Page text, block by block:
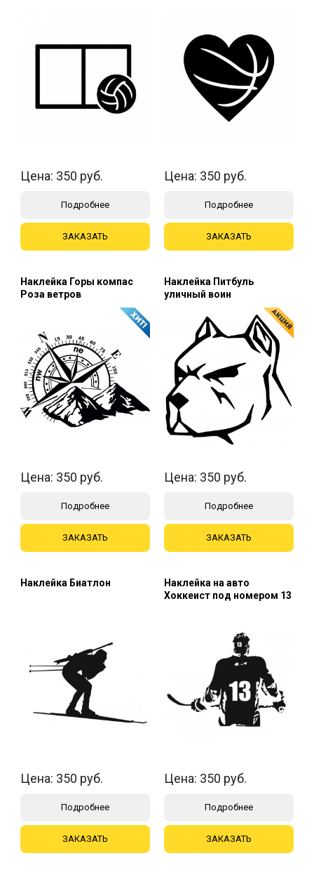
Цена: 350 руб.
Подробнее
ЗАКАЗАТЬ
Цена: 350 руб.
Подробнее
ЗАКАЗАТЬ
Наклейка Горы компас
Роза ветров
Цена: 350 руб.
Подробнее
ЗАКАЗАТЬ
Наклейка Питбуль
уличный воин
Цена: 350 руб.
Подробнее
ЗАКАЗАТЬ
Наклейка Биатлон
Цена: 350 руб.
Подробнее
ЗАКАЗАТЬ
Наклейка на авто
Хоккеист под номером 13
Цена: 350 руб.
Подробнее
ЗАКАЗАТЬ